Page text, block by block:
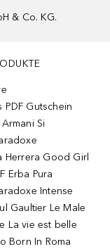
& Co. KG.
PDF Gutschein
Si
Herrera Good Girl
Erba Pura
Intense
Gaultier Le Male
La vie est belle
Born In Roma